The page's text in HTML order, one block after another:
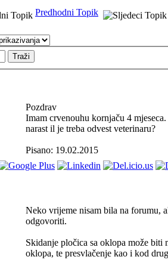
Predhodni Topik
Pozdrav
Imam crvenouhu kornjaču 4
narast il je treba odvest veterinaru?
Pisano: 19.02.2015
Neko vrijeme nisam bila na forumu,
odgovoriti.
Skidanje pločica sa oklopa može biti
oklopa, te presvlačenje kao i kod